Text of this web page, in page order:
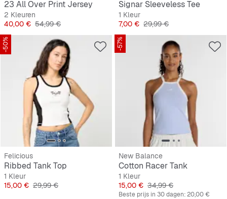
23 All Over Print Jersey
2 Kleuren
Prijs
40,00 € Originele Prijs
54,99 €
Signar Sleeveless Tee
1 Kleur
Prijs
7,00 € Originele Prijs
29,99 €
-50%
Felicious
Ribbed Tank Top
1 Kleur
Prijs
15,00 € Originele Prijs
29,99 €
-57%
New Balance
Cotton Racer Tank
1 Kleur
Prijs
15,00 € Originele Prijs
34,99 €
Beste prijs in 30 dagen:20,00 €